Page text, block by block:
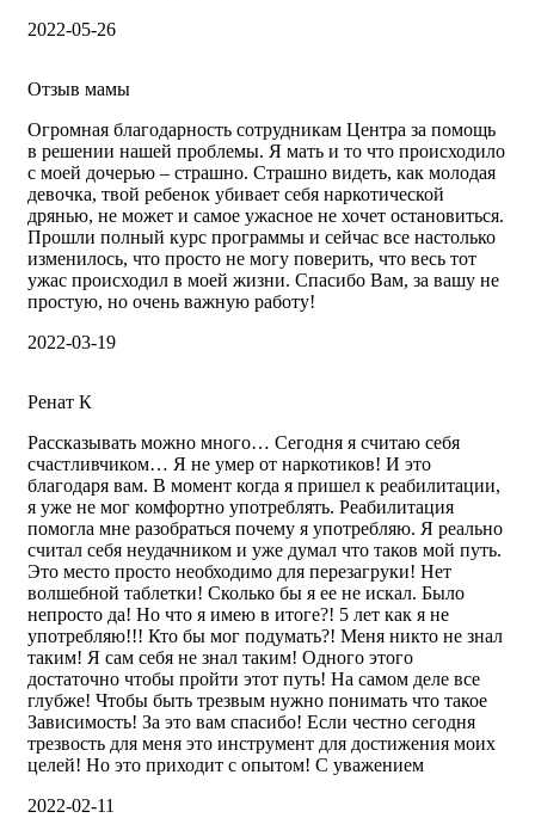
2022-05-26
Отзыв мамы
Огромная благодарность сотрудникам Центра за помощь
в решении нашей проблемы. Я мать и то что происходило
с моей дочерью – страшно. Страшно видеть, как молодая
девочка, твой ребенок убивает себя наркотической
дрянью, не может и самое ужасное не хочет остановиться.
Прошли полный курс программы и сейчас все настолько
изменилось, что просто не могу поверить, что весь тот
ужас происходил в моей жизни. Спасибо Вам, за вашу не
простую, но очень важную работу!
2022-03-19
Ренат К
Рассказывать можно много… Сегодня я считаю себя
счастливчиком… Я не умер от наркотиков! И это
благодаря вам. В момент когда я пришел к реабилитации,
я уже не мог комфортно употреблять. Реабилитация
помогла мне разобраться почему я употребляю. Я реально
считал себя неудачником и уже думал что таков мой путь.
Это место просто необходимо для перезагруки! Нет
волшебной таблетки! Сколько бы я ее не искал. Было
непросто да! Но что я имею в итоге?! 5 лет как я не
употребляю!!! Кто бы мог подумать?! Меня никто не знал
таким! Я сам себя не знал таким! Одного этого
достаточно чтобы пройти этот путь! На самом деле все
глубже! Чтобы быть трезвым нужно понимать что такое
Зависимость! За это вам спасибо! Если честно сегодня
трезвость для меня это инструмент для достижения моих
целей! Но это приходит с опытом! С уважением
2022-02-11